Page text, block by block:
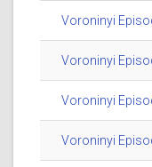
Voroninyi
Voroninyi
Voroninyi
Voroninyi